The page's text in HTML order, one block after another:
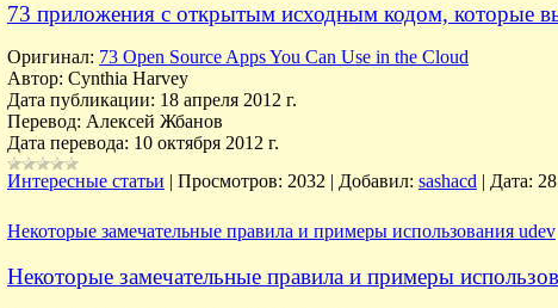
73 приложения с открытым исходным кодом, которые
Оригинал: 73 Open Source Apps You Can Use in the Cloud
Автор: Cynthia Harvey
Дата публикации: 18 апреля 2012 г.
Перевод: Алексей Жбанов
Дата перевода: 10 октября 2012 г.
Интересные статьи | Просмотров: 2032 | Добавил: sashacd | Дата:
Некоторые замечательные правила и примеры использования udev
Некоторые замечательные правила и примеры